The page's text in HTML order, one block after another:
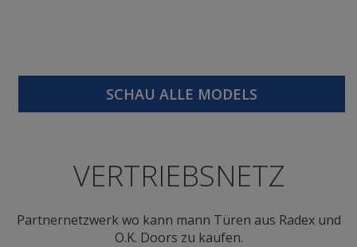
SCHAU ALLE MODELS
VERTRIEBSNETZ
Partnernetzwerk wo kann mann Türen aus Radex und
O.K. Doors zu kaufen.